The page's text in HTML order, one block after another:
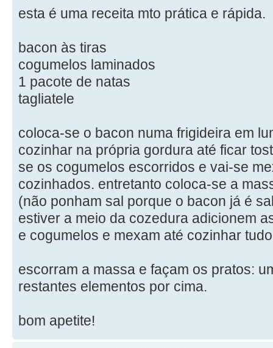
esta é uma receita mto prática e rápida.
bacon às tiras
cogumelos laminados
1 pacote de natas
tagliatele
coloca-se o bacon numa frigideira em
cozinhar na própria gordura até ficar
se os cogumelos escorridos e vai-se
cozinhados. entretanto coloca-se a
(não ponham sal porque o bacon já é
estiver a meio da cozedura adicionem
e cogumelos e mexam até cozinhar
escorram a massa e façam os pratos:
restantes elementos por cima.
bom apetite!